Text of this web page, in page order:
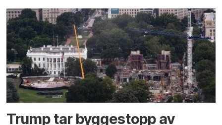
Trump tar byggestopp av